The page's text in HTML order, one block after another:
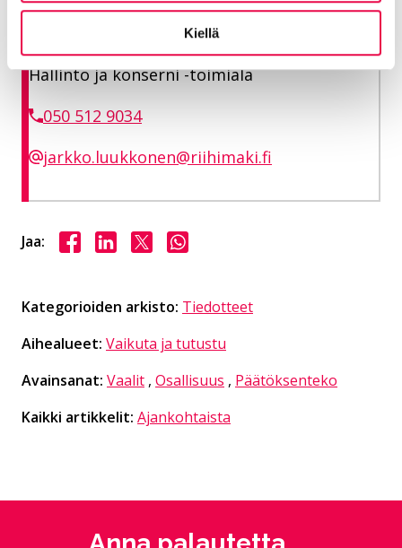
Kiellä
Hallinto ja konserni -toimiala
050 512 9034
jarkko.luukkonen@riihimaki.fi
Jaa: Jaa Facebookissa
Jaa LinkedInissä
Jaa X:ssäJaa WhasAppissa
Kategorioiden arkisto: Tiedotteet
Aihealueet: Vaikuta ja tutustu
Avainsanat: Vaalit , Osallisuus , Päätöksenteko
Kaikki artikkelit: Ajankohtaista